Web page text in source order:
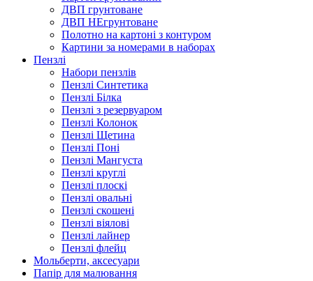
ДВП грунтоване
ДВП НЕгрунтоване
Полотно на картоні з контуром
Картини за номерами в наборах
Пензлі
Набори пензлів
Пензлі Синтетика
Пензлі Білка
Пензлі з резервуаром
Пензлі Колонок
Пензлі Щетина
Пензлі Поні
Пензлі Мангуста
Пензлі круглі
Пензлі плоскі
Пензлі овальні
Пензлі скошені
Пензлі віялові
Пензлі лайнер
Пензлі флейц
Мольберти, аксесуари
Папір для малювання